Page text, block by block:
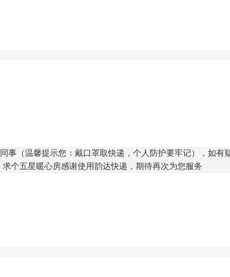
事（温馨提示您：戴口罩取快递，个人防护要牢记），如
个五星暖心房感谢使用韵达快递，期待再次为您服务